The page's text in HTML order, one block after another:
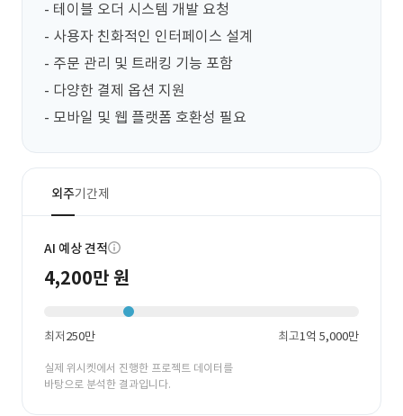
- 테이블 오더 시스템 개발 요청
- 사용자 친화적인 인터페이스 설계
- 주문 관리 및 트래킹 기능 포함
- 다양한 결제 옵션 지원
- 모바일 및 웹 플랫폼 호환성 필요
외주기간제
AI 예상 견적
4,200만 원
최저250만 최고1억 5,000만
실제 위시켓에서 진행한 프로젝트 데이터를
바탕으로 분석한 결과입니다.